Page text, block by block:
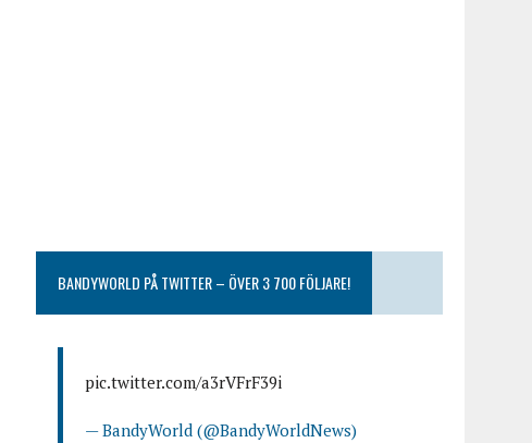
BANDYWORLD PÅ TWITTER – ÖVER 3 700 FÖLJARE!
pic.twitter.com/a3rVFrF39i
— BandyWorld (@BandyWorldNews)